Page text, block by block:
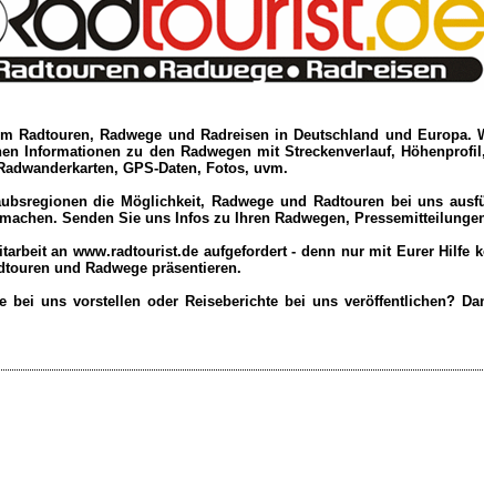
Radtouren, Radwege und Radreisen in Deutschland und
Informationen zu den Radwegen mit Streckenverlauf,
GPS-Daten, Fotos, uvm.
die Möglichkeit, Radwege und Radtouren bei uns
Senden Sie uns Infos zu Ihren Radwegen,
an www.radtourist.de aufgefordert - denn nur mit Eurer Hilfe
und Radwege präsentieren.
bei uns vorstellen oder Reiseberichte bei uns veröffentlichen?